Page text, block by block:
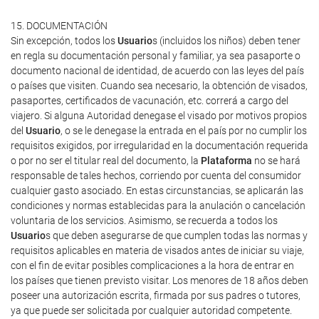
15. DOCUMENTACIÓN
Sin excepción, todos losUsuarios (incluidos los niños) deben tener
en regla su documentación personal y familiar, ya sea pasaporte o
documento nacional de identidad, de acuerdo con las leyes del país
o países que visiten. Cuando sea necesario, la obtención de visados,
pasaportes, certificados de vacunación, etc. correrá a cargo del
viajero. Si alguna Autoridad denegase el visado por motivos propios
del Usuario, o se le denegase la entrada en el país por no cumplir los
requisitos exigidos, por irregularidad en la documentación requerida
o por no ser el titular real del documento, la Plataforma no se hará
responsable de tales hechos, corriendo por cuenta del consumidor
cualquier gasto asociado. En estas circunstancias, se aplicarán las
condiciones y normas establecidas para la anulación o cancelación
voluntaria de los servicios. Asimismo, se recuerda a todos los
Usuarios que deben asegurarse de que cumplen todas las normas y
requisitos aplicables en materia de visados antes de iniciar su viaje,
con el fin de evitar posibles complicaciones a la hora de entrar en
los países que tienen previsto visitar. Los menores de 18 años deben
poseer una autorización escrita, firmada por sus padres o tutores,
ya que puede ser solicitada por cualquier autoridad competente.